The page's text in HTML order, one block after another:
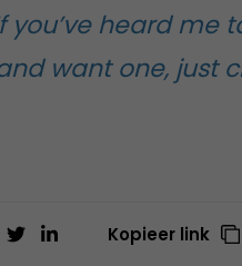
you’ve heard me
want one, just
Kopieer link